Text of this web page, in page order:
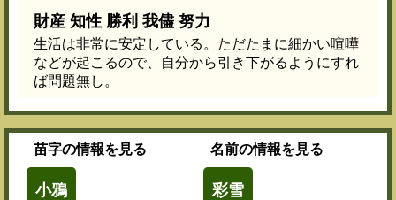
財産 知性 勝利 我儘 努力
生活は非常に安定している。ただたまに細かい喧嘩
などが起こるので、自分から引き下がるようにすれ
ば問題無し。
苗字の情報を見る
小鴉
名前の情報を見る
彩雪